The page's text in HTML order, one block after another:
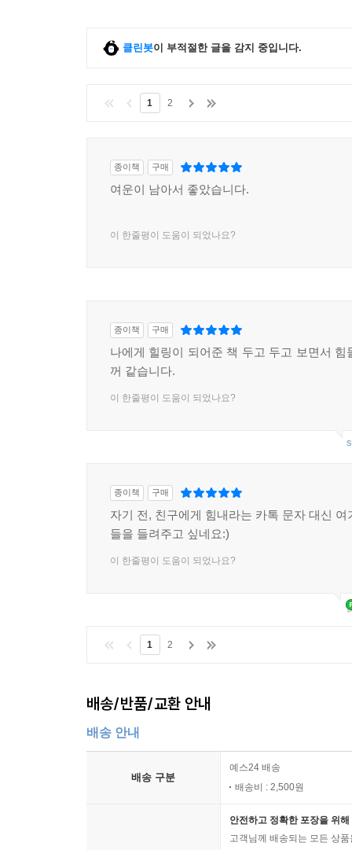
클린봇이 부적절한 글을 감지 중입니다.
1 2
종이책 구매
여운이 남아서 좋았습니다.
이 한줄평이 도움이 되었나요?
종이책 구매
나에게 힐링이 되어준 책 두고 두고 보면서 힘
꺼 같습니다.
이 한줄평이 도움이 되었나요?
종이책 구매
자기 전, 친구에게 힘내라는 카톡 문자 대신 여
들을 들려주고 싶네요:)
이 한줄평이 도움이 되었나요?
1 2
배송/반품/교환 안내
배송 안내
배송 구분
예스24 배송
배송비 : 2,500원
안전하고 정확한 포장을 위
고객님께 배송되는 모든 상